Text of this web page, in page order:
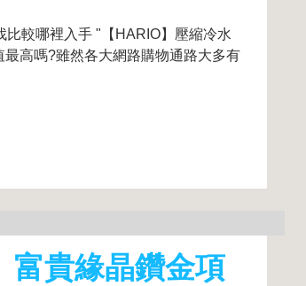
比較哪裡入手 "【HARIO】壓縮冷水
高嗎?雖然各大網路購物通路大多有
富貴緣晶鑽金項